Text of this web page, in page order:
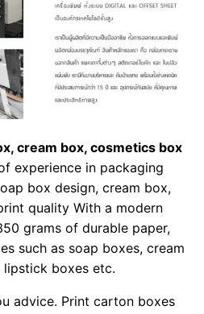
cream box, cosmetics box
experience in packaging
box design, cream box,
quality With a modern
grams of durable paper,
such as soap boxes, cream
lipstick boxes etc.
advice. Print carton boxes